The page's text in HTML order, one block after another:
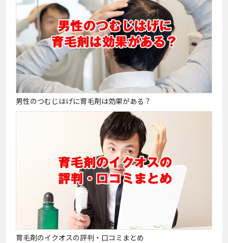
男性のつむじはげに育毛剤は効果がある？
育毛剤のイクオスの評判・口コミまとめ